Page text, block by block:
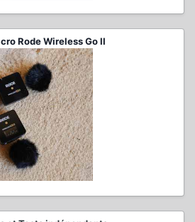
Rode Wireless Go II